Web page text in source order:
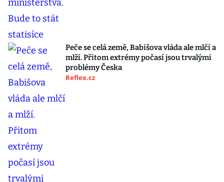
Peče se celá země, Babišova vláda ale mlčí a
mlží. Přitom extrémy počasí jsou trvalými
problémy Česka
Reflex.cz